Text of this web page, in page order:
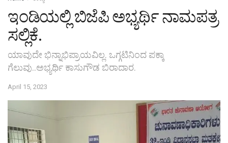
ಇಂಡಿಯಲ್ಲಿ ಬಿಜೆಪಿ ಅಭ್ಯರ್ಥಿ ನಾಮಪತ್ರ
ಸಲ್ಲಿಕೆ.
ಯಾವುದೇ ಭಿನ್ನಾಭಿಪ್ರಾಯವಿಲ್ಲ. ಒಗ್ಗಟಿನಿಂದ ಪಕ್ಕಾ
ಗೆಲುವು..ಅಭ್ಯರ್ಥಿ ಕಾಸುಗೌಡ ಬಿರಾದಾರ.
April 15, 2023